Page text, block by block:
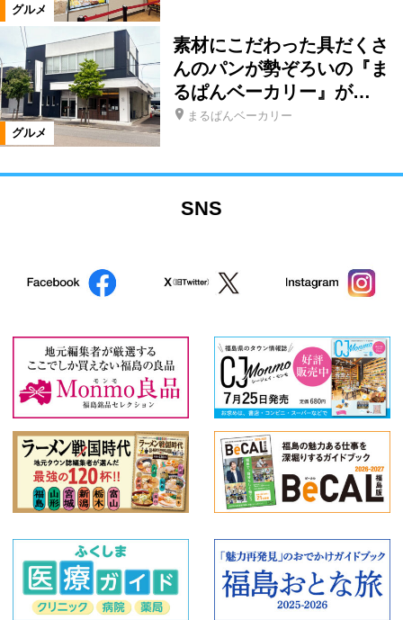
グルメ
グルメ
素材にこだわった具だくさ
んのパンが勢ぞろいの『ま
るぱんベーカリー』が…
まるぱんベーカリー
SNS